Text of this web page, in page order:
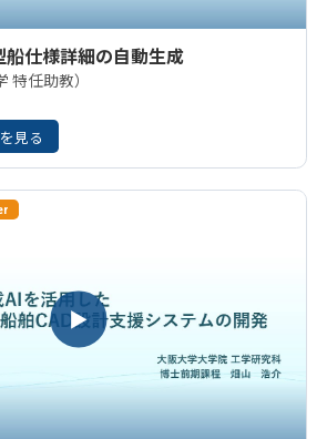
仕様詳細の自動生成
特任助教）
見る
▶